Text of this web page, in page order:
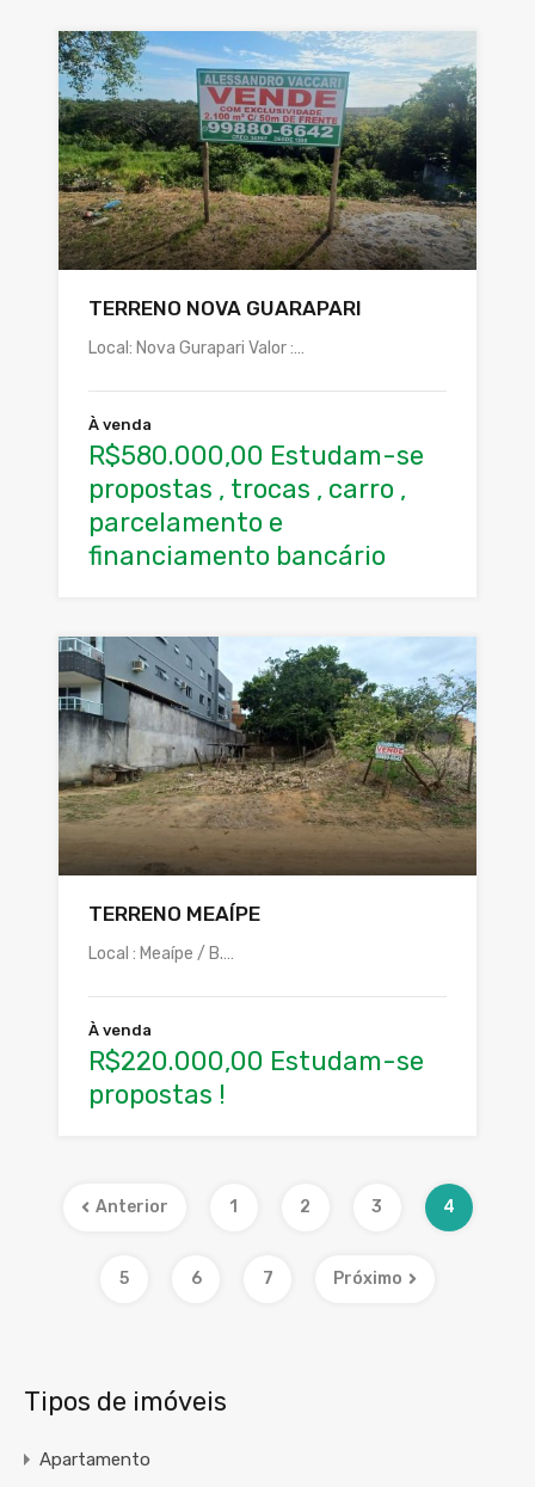
TERRENO NOVA GUARAPARI
Local: Nova Gurapari Valor :…
À venda
R$580.000,00 Estudam-se
propostas , trocas , carro ,
parcelamento e
financiamento bancário
TERRENO MEAÍPE
Local : Meaípe / B.…
À venda
R$220.000,00 Estudam-se
propostas !
Anterior 1 2 3 4
5 6 7 Próximo
Tipos de imóveis
Apartamento